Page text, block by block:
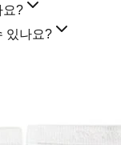
요?
있나요?